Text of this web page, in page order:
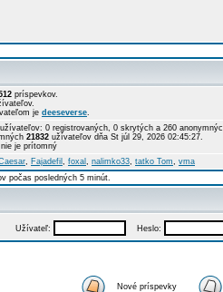
príspevkov.
je deeseverse.
užívateľov: 0 registrovaných, 0 skrytých a 260
21832 užívateľov dňa St júl 29, 2026 02:45:27.
je prítomný
, Fajadefil , foxal , nalimko33, tatko Tom, vma
počas posledných 5 minút.
Užívateľ: Heslo:
Nové príspevky